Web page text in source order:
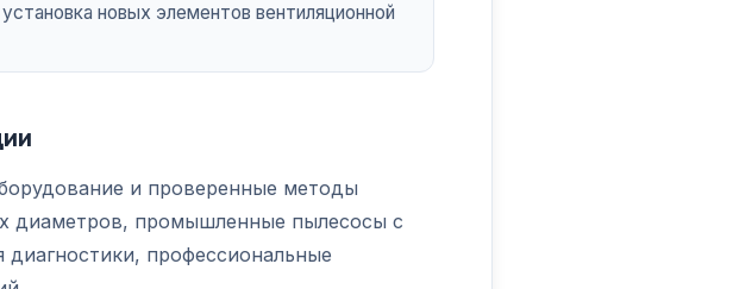
новых элементов вентиляционной
и проверенные методы
диаметров, промышленные пылесосы с
профессиональные